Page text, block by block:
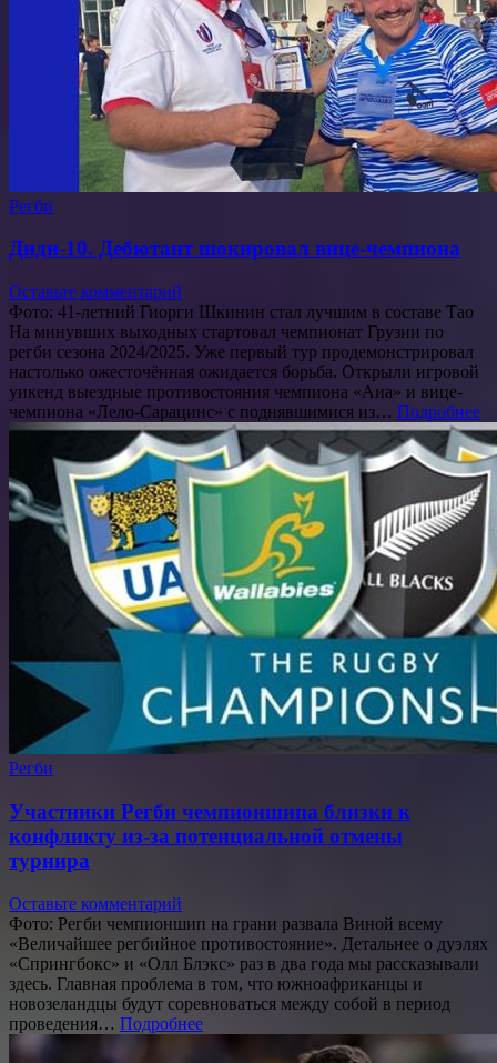
Регби
Диди-10. Дебютант шокировал вице-чемпиона
Оставьте комментарий
Фото: 41-летний Гиорги Шкинин стал лучшим в составе Тао
На минувших выходных стартовал чемпионат Грузии по
регби сезона 2024/2025. Уже первый тур продемонстрировал
настолько ожесточённая ожидается борьба. Открыли игровой
уикенд выездные противостояния чемпиона «Аиа» и вице-
чемпиона «Лело-Сарацинс» с поднявшимися из… Подробнее
Регби
Участники Регби чемпионшипа близки к
конфликту из-за потенциальной отмены
турнира
Оставьте комментарий
Фото: Регби чемпионшип на грани развала Виной всему
«Величайшее регбийное противостояние». Детальнее о дуэлях
«Спрингбокс» и «Олл Блэкс» раз в два года мы рассказывали
здесь. Главная проблема в том, что южноафриканцы и
новозеландцы будут соревноваться между собой в период
проведения… Подробнее